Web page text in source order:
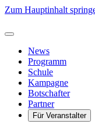
Zum Hauptinhalt
News
Programm
Schule
Kampagne
Botschafter
Partner
Für Veranstalter